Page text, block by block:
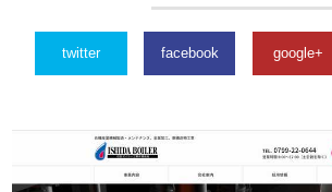
twitter facebook google+